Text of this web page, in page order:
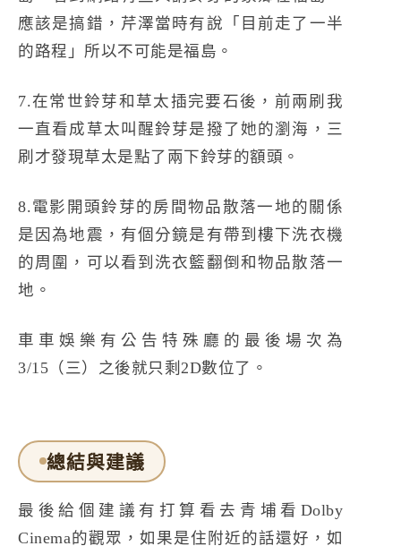
應該是搞錯，芹澤當時有說「目前走了一半
的路程」所以不可能是福島。
7.在常世鈴芽和草太插完要石後，前兩刷我
一直看成草太叫醒鈴芽是撥了她的瀏海，三
刷才發現草太是點了兩下鈴芽的額頭。
8.電影開頭鈴芽的房間物品散落一地的關係
是因為地震，有個分鏡是有帶到樓下洗衣機
的周圍，可以看到洗衣籃翻倒和物品散落一
地。
車車娛樂有公告特殊廳的最後場次為
3/15（三）之後就只剩2D數位了。
總結與建議
最後給個建議有打算看去青埔看Dolby
Cinema的觀眾，如果是住附近的話還好，如